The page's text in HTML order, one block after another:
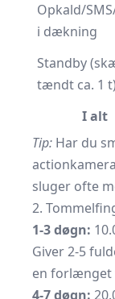
Opkald/
i dækning
Standby
tændt ca. 1 t)
I alt
Tip: Har du
sluger ofte
2.
1-3 døgn:
Giver 2-5
en forlænget
4-7 døgn: